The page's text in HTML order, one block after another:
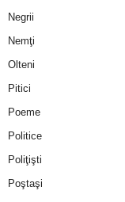
Negrii
Nemţi
Olteni
Pitici
Poeme
Politice
Poliţişti
Poştaşi